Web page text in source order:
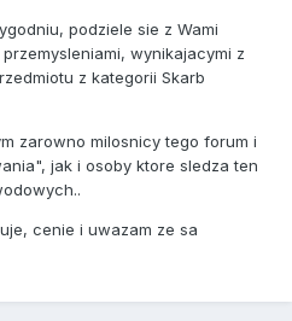
podziele sie z Wami
wynikajacymi z
z kategorii Skarb
zarowno milosnicy tego forum i
jak i osoby ktore sledza ten
cenie i uwazam ze sa